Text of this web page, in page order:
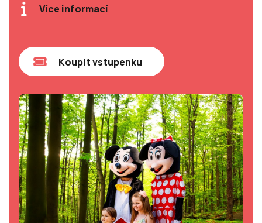
Více informací
Koupit vstupenku